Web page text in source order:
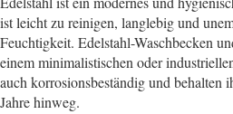
ist leicht zu reinigen, langlebig und
Feuchtigkeit. Edelstahl-Waschbecken
einem minimalistischen oder
auch korrosionsbeständig und behalten
Jahre hinweg.